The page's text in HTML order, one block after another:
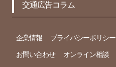
交通広告コラム
企業情報 プライバシーポリシー
お問い合わせ オンライン相談